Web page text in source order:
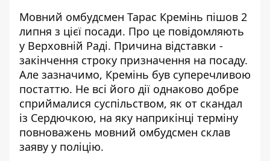
Мовний омбудсмен Тарас Кремінь пішов 2
липня з цієї посади. Про це повідомляють
у Верховній Раді. Причина відставки -
закінчення строку призначення на посаду.
Але зазначимо, Кремінь був суперечливою
постаттю. Не всі його дії однаково добре
сприймалися суспільством, як от скандал
із Сердючкою, на яку наприкінці терміну
повноважень мовний омбудсмен склав
заяву у поліцію.